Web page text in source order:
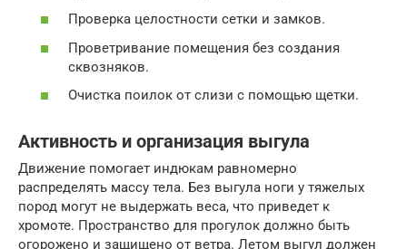
Проверка целостности сетки и замков.
Проветривание помещения без создания
сквозняков.
Очистка поилок от слизи с помощью щетки.
Активность и организация выгула
Движение помогает индюкам равномерно
распределять массу тела. Без выгула ноги у тяжелых
пород могут не выдержать веса, что приведет к
хромоте. Пространство для прогулок должно быть
огорожено и защищено от ветра. Летом выгул должен